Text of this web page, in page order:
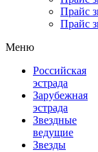
Прайс
Прайс
Меню
Российская
эстрада
Зарубежная
эстрада
Звездные
ведущие
Звезды